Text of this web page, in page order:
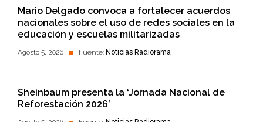
Mario Delgado convoca a fortalecer acuerdos
nacionales sobre el uso de redes sociales en la
educación y escuelas militarizadas
Agosto 5, 2026 Fuente: Noticias Radiorama
Sheinbaum presenta la ‘Jornada Nacional de
Reforestación 2026’